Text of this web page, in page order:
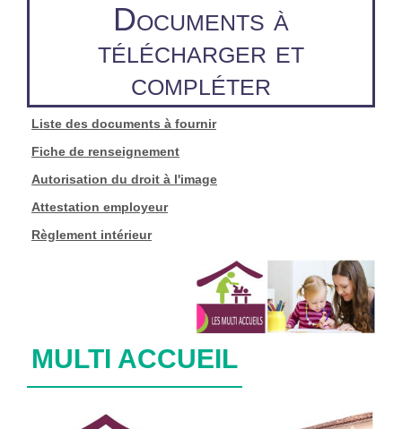
Documents à
télécharger et
compléter
Liste des documents à fournir
Fiche de renseignement
Autorisation du droit à l'image
Attestation employeur
Règlement intérieur
MULTI ACCUEIL